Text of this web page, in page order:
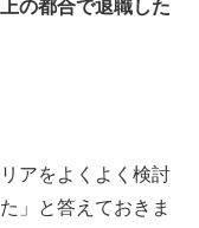
の都合で退職した
アをよくよく検討
」と答えておきま